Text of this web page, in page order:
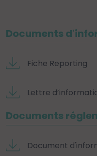
Documents
Fiche Reporting
Lettre
Documents
Document